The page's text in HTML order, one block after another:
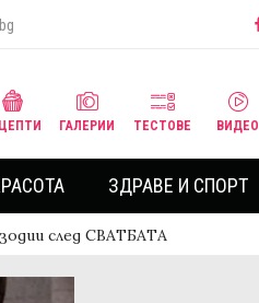
ГАЛЕРИИ ТЕСТОВЕ ВИДЕО
ЗДРАВЕ И СПОРТ
след СВАТБАТА